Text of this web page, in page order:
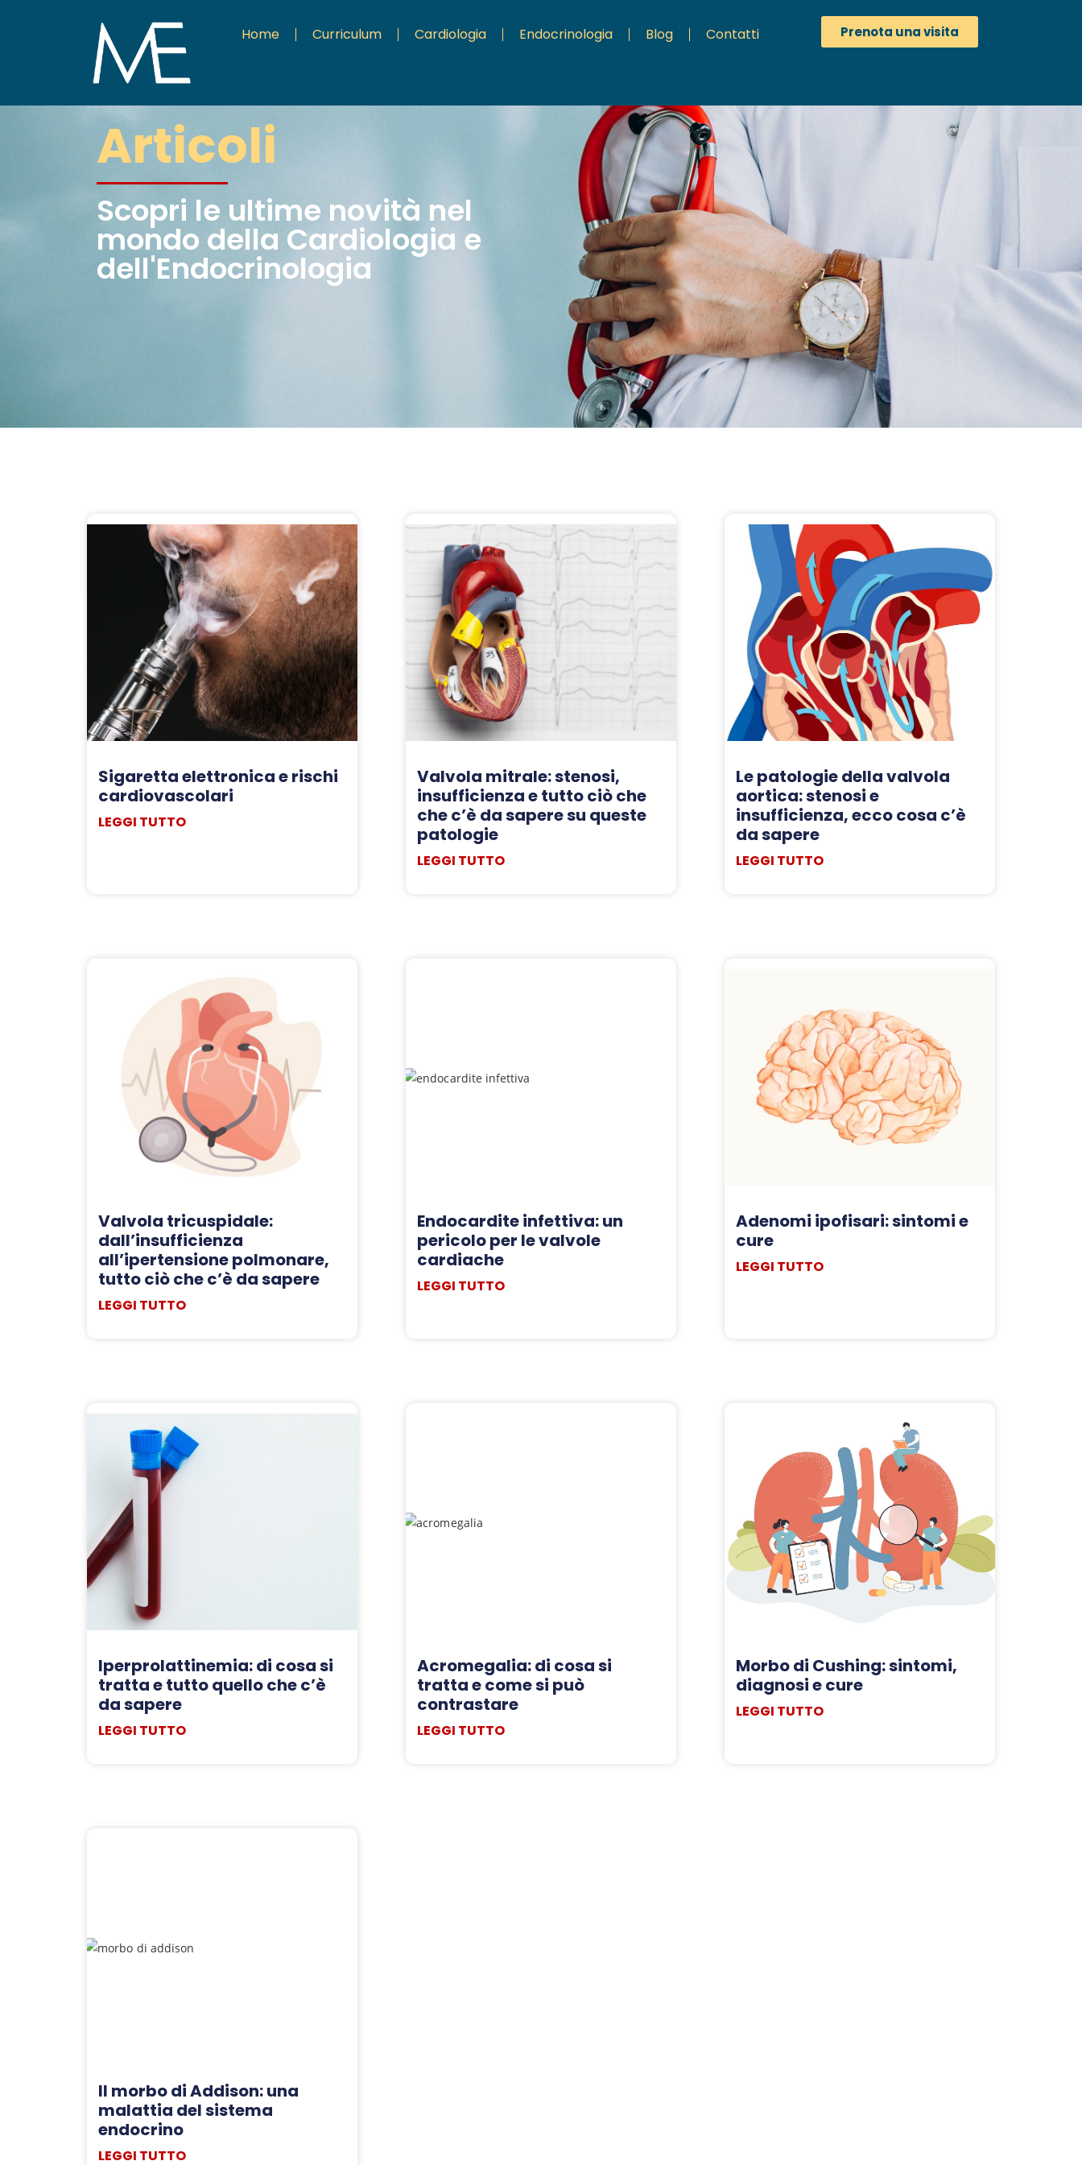
Home Curriculum Cardiologia Endocrinologia Blog Contatti Prenota una visita
Articoli
Scopri le ultime novità nel
mondo della Cardiologia e
dell'Endocrinologia
Sigaretta elettronica e rischi
cardiovascolari
LEGGI TUTTO
Valvola mitrale: stenosi,
insufficienza e tutto ciò che
che c’è da sapere su queste
patologie
LEGGI TUTTO
Le patologie della valvola
aortica: stenosi e
insufficienza, ecco cosa c’è
da sapere
LEGGI TUTTO
Valvola tricuspidale:
dall’insufficienza
all’ipertensione polmonare,
tutto ciò che c’è da sapere
LEGGI TUTTO
Endocardite infettiva: un
pericolo per le valvole
cardiache
LEGGI TUTTO
Adenomi ipofisari: sintomi e
cure
LEGGI TUTTO
Iperprolattinemia: di cosa si
tratta e tutto quello che c’è
da sapere
LEGGI TUTTO
Acromegalia: di cosa si
tratta e come si può
contrastare
LEGGI TUTTO
Morbo di Cushing: sintomi,
diagnosi e cure
LEGGI TUTTO
Il morbo di Addison: una
malattia del sistema
endocrino
LEGGI TUTTO